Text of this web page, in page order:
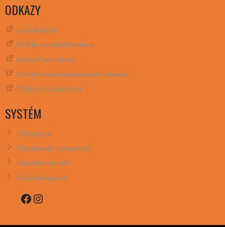
ODKAZY
cz.basketball
ERA Basketball Nymburk
Město Český Brod
Středočeská basketbalová federace
TJ Slavoj Český Brod
SYSTÉM
Přihlásit se
Zdroj kanálů (příspěvky)
Kanál komentářů
Česká lokalizace
Facebook
Instagram